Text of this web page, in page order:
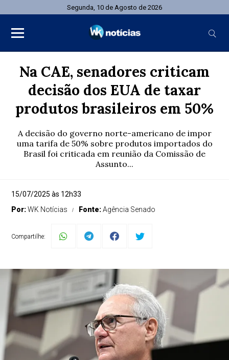
Segunda, 10 de Agosto de 2026
Na CAE, senadores criticam
decisão dos EUA de taxar
produtos brasileiros em 50%
A decisão do governo norte-americano de impor
uma tarifa de 50% sobre produtos importados do
Brasil foi criticada em reunião da Comissão de
Assunto...
15/07/2025 às 12h33
Por:WK Notícias Fonte:Agência Senado
Compartilhe: